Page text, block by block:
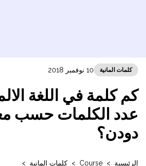
كلمات المانية 10 نوفمبر 2018
كم كلمة في اللغة
عدد الكلمات حسب
دودن؟
الرئيسية >
Course
> كلمات المانية
>